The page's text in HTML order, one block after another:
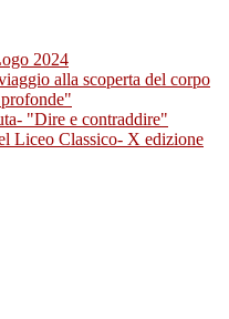
2024
alla scoperta del corpo
"Dire e contraddire"
Liceo Classico- X edizione